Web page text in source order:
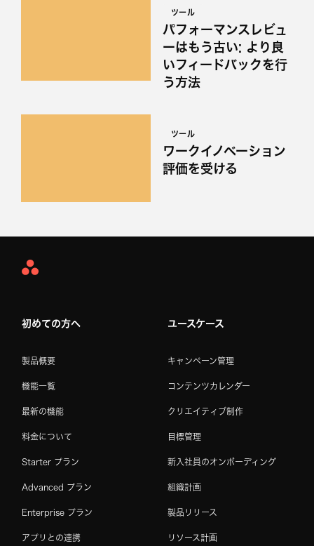
ツール
パフォーマンスレビュ
ーはもう古い: より良
いフィードバックを行
う方法
ツール
ワークイノベーション
評価を受ける
Asana
初めての方へ
製品概要
機能一覧
最新の機能
料金について
Starter プラン
Advanced プラン
Enterprise プラン
アプリとの連携
ユースケース
キャンペーン管理
コンテンツカレンダー
クリエイティブ制作
目標管理
新入社員のオンボーディング
組織計画
製品リリース
リソース計画